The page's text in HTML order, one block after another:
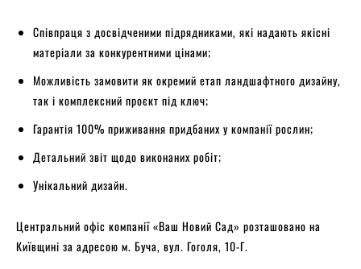
Співпраця з досвідченими підрядниками, які надають якісні
матеріали за конкурентними цінами;
Можливість замовити як окремий етап ландшафтного дизайну,
так і комплексний проєкт під ключ;
Гарантія 100% приживання придбаних у компанії рослин;
Детальний звіт щодо виконаних робіт;
Унікальний дизайн.
Центральний офіс компанії «Ваш Новий Сад» розташовано на
Київщині за адресою м. Буча, вул. Гоголя, 10-Г.